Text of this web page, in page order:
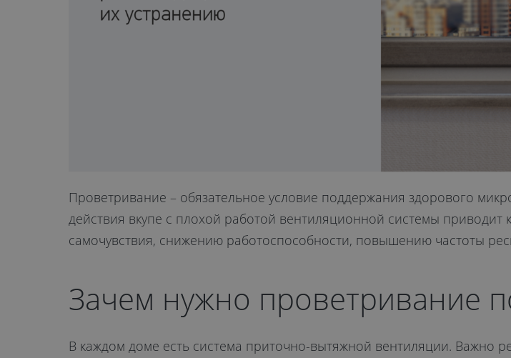
Проветривание – обязательное условие поддержания здорового
действия вкупе с плохой работой вентиляционной системы
самочувствия, снижению работоспособности, повышению частоты
Зачем нужно проветривание
В каждом доме есть система приточно-вытяжной вентиляции. Важно